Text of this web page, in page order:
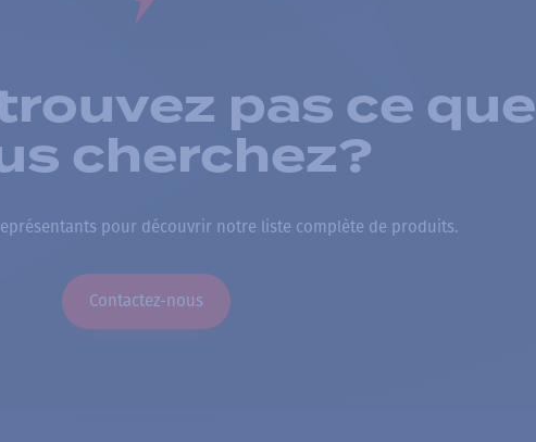
pas ce que
cherchez?
pour découvrir notre liste complète de produits.
Contactez-nous